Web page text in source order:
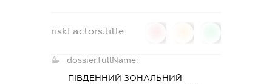
riskFactors.title
dossier.fullName:
ПІВДЕННИЙ ЗОНАЛЬНИЙ